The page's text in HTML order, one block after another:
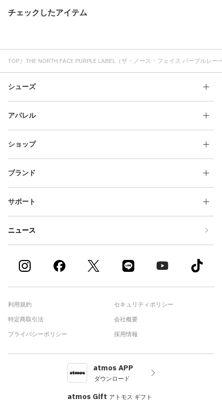
チェックしたアイテム
TOP THE NORTH FACE PURPLE LABEL（ザ・ノース・フェイス パープルレー
シューズ
アパレル
ショップ
ブランド
サポート
ニュース
利用規約
特定商取引法
プライバシーポリシー
セキュリティポリシー
会社概要
採用情報
atmos APP
ダウンロード
atmos Gift アトモス ギフト